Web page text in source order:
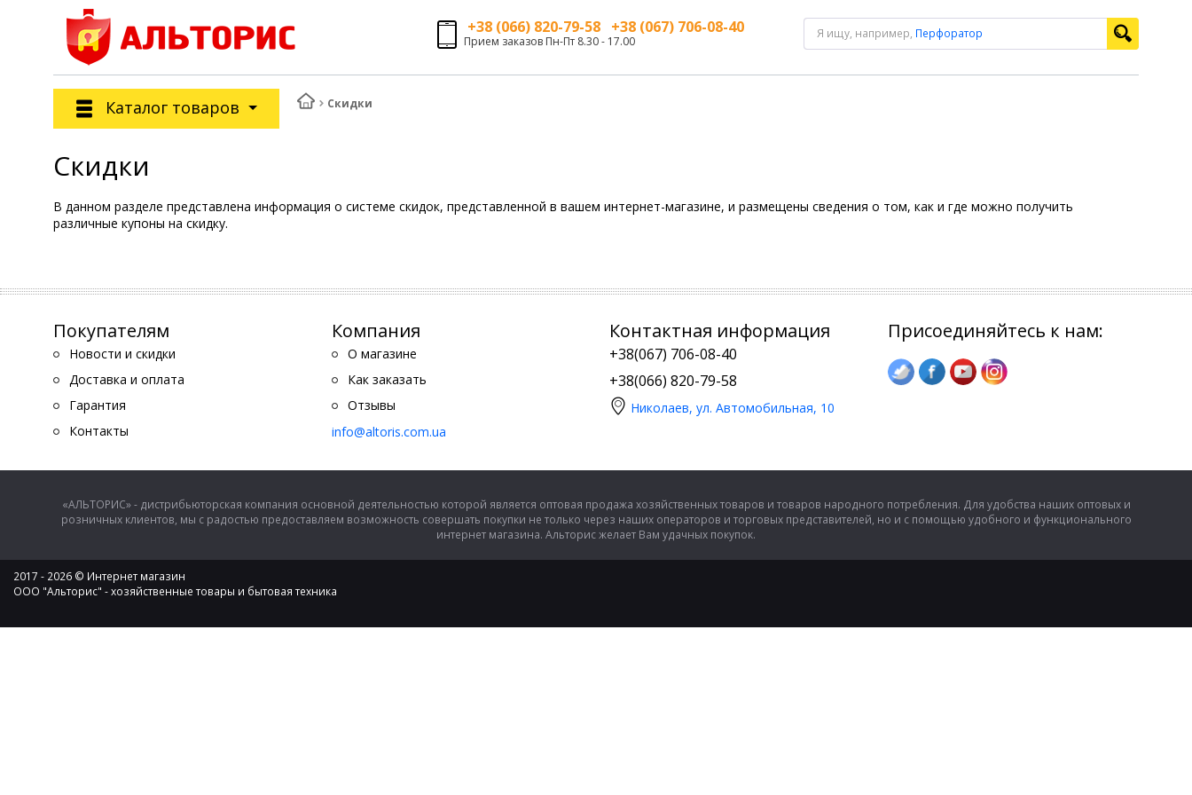
+38 (066) 820-79-58 +38 (067) 706-08-40
Прием заказов Пн-Пт 8.30 - 17.00
Я ищу, например, Перфоратор
Каталог товаров Скидки
Скидки
В данном разделе представлена информация о системе скидок, представленной в вашем интернет-магазине, и размещены сведения о том, как и где можно получить
различные купоны на скидку.
Покупателям
Новости и скидки
Доставка и оплата
Гарантия
Контакты
Компания
О магазине
Как заказать
Отзывы
info@altoris.com.ua
Контактная информация
+38(067) 706-08-40
+38(066) 820-79-58
Николаев, ул. Автомобильная, 10
Присоединяйтесь к нам:
«АЛЬТОРИС» - дистрибьюторская компания основной деятельностью которой является оптовая продажа хозяйственных товаров и товаров народного потребления. Для удобства наших оптовых и
розничных клиентов, мы с радостью предоставляем возможность совершать покупки не только через наших операторов и торговых представителей, но и с помощью удобного и функционального
интернет магазина. Альторис желает Вам удачных покупок.
2017 - 2026 © Интернет магазин
ООО "Альторис" - хозяйственные товары и бытовая техника